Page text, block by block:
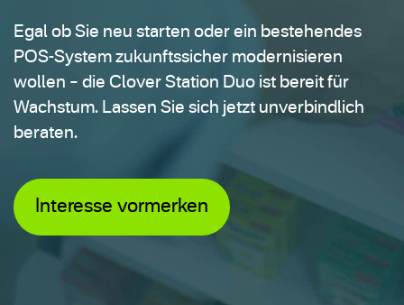
Egal ob Sie neu starten oder ein bestehendes
POS-System zukunftssicher modernisieren
wollen – die Clover Station Duo ist bereit für
Wachstum. Lassen Sie sich jetzt unverbindlich
beraten.
Interesse vormerken